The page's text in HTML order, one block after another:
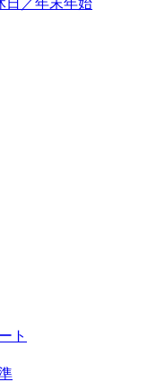
ト